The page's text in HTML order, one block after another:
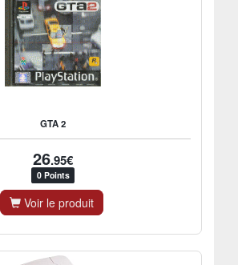
GTA 2
26.95€
0 Points
Voir le produit